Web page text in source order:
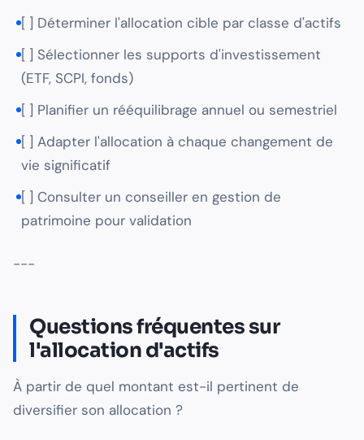
[ ] Déterminer l'allocation cible par classe d'actifs
[ ] Sélectionner les supports d'investissement
(ETF, SCPI, fonds)
[ ] Planifier un rééquilibrage annuel ou semestriel
[ ] Adapter l'allocation à chaque changement de
vie significatif
[ ] Consulter un conseiller en gestion de
patrimoine pour validation
---
Questions fréquentes sur
l'allocation d'actifs
À partir de quel montant est-il pertinent de
diversifier son allocation ?